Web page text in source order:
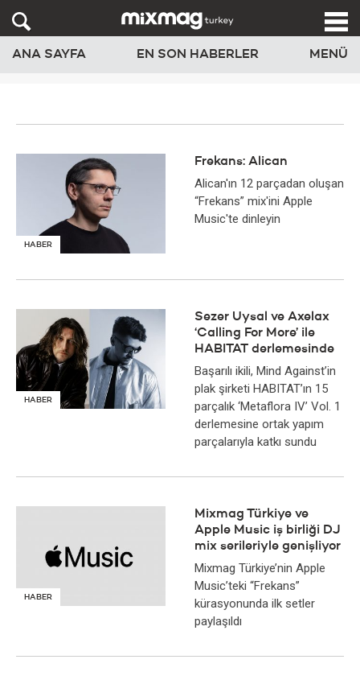
ANA SAYFA EN SON HABERLER MENÜ
HABER
Frekans: Alican
Alican'ın 12 parçadan oluşan
“Frekans” mix'ini Apple
Music'te dinleyin
HABER
Sezer Uysal ve Axelax
‘Calling For More’ ile
HABITAT derlemesinde
Başarılı ikili, Mind Against’in
plak şirketi HABITAT’ın 15
parçalık ‘Metaflora IV’ Vol. 1
derlemesine ortak yapım
parçalarıyla katkı sundu
HABER
Mixmag Türkiye ve
Apple Music iş birliği DJ
mix serileriyle genişliyor
Mixmag Türkiye’nin Apple
Music’teki “Frekans”
kürasyonunda ilk setler
paylaşıldı